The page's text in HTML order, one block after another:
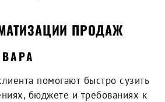
ПРОДАЖ
помогают быстро сузить
бюджете и требованиях к